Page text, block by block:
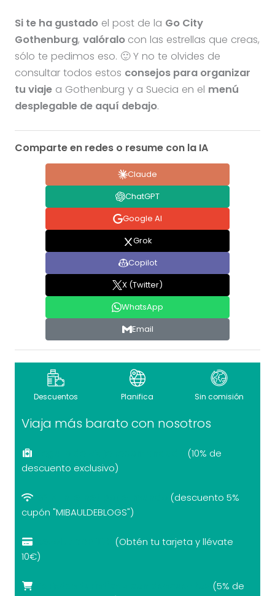
Si te ha gustadoel post de la Go City
Gothenburg, valóralo con las estrellas que creas,
sólo te pedimos eso. 🙂 Y no te olvides de
consultar todos estos consejos para organizar
tu viajea Gothenburg y a Suecia en el menú
desplegable de aquí debajo.
Comparte en redes o resume con la IA
Claude
ChatGPT
Google AI
Grok
Copilot
X (Twitter)
WhatsApp
Email
Descuentos Planifica Sin comisión
Viaja más barato con nosotros
(10% de
descuento exclusivo)
(descuento 5%
cupón "MIBAULDEBLOGS")
(Obtén tu tarjeta y llévate
10€)
(5% de